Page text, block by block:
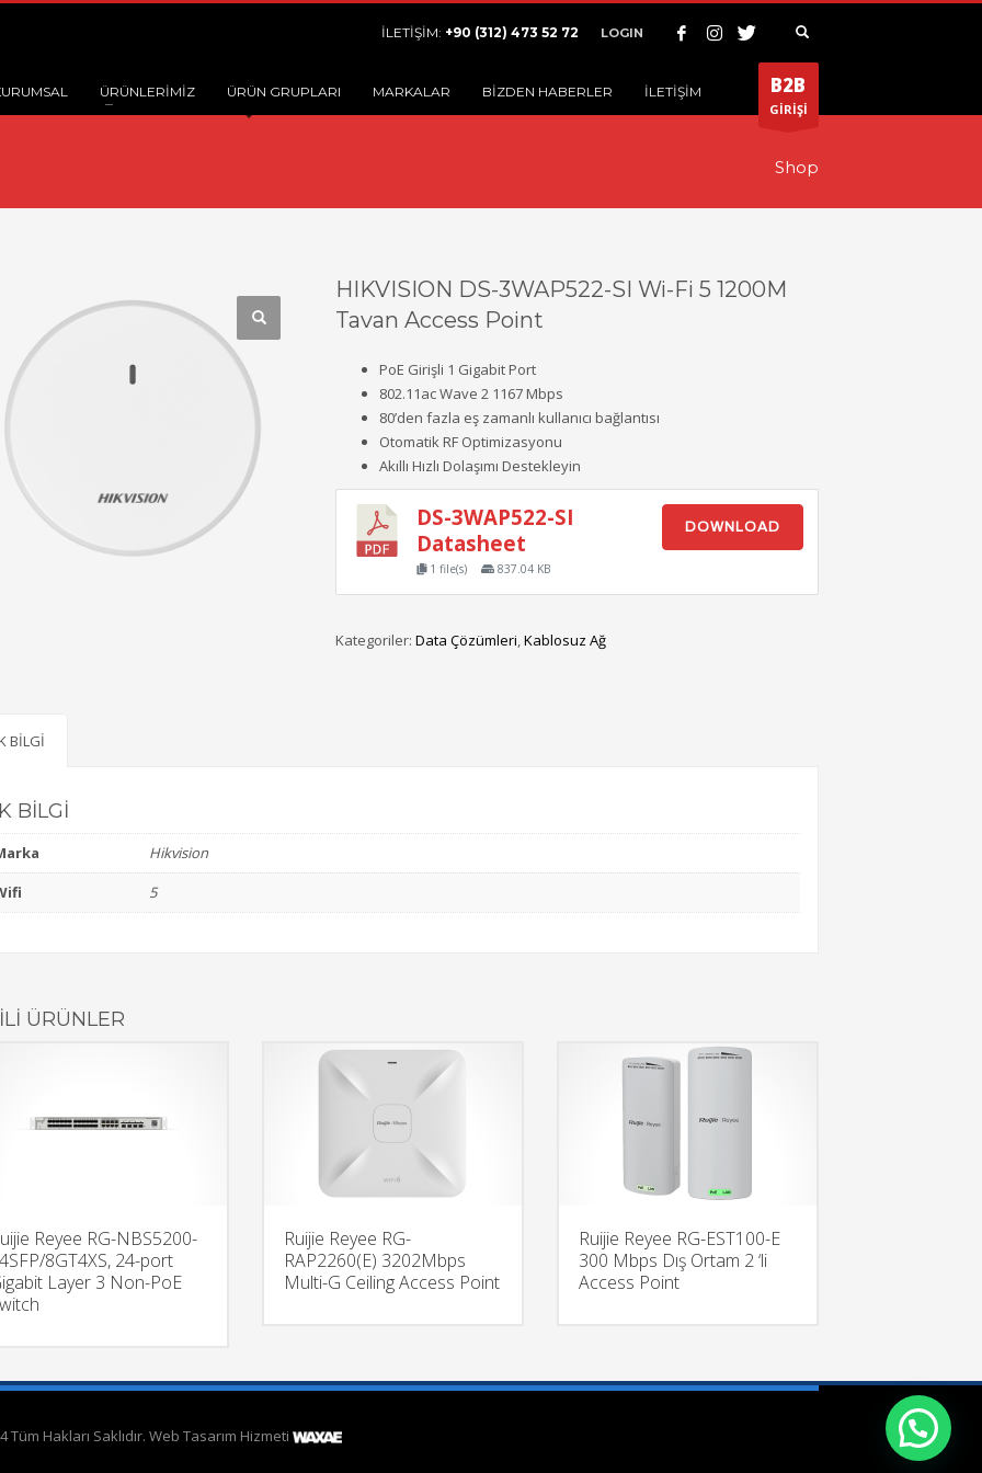
İLETİŞİM: +90 (312) 473 52 72 LOGIN
ÜRÜNLERİMİZ ÜRÜN GRUPLARI MARKALAR BİZDEN HABERLER İLETİŞİM B2B
GİRİŞİ
Shop
HIKVISION DS-3WAP522-SI Wi-Fi 5 1200M
Tavan Access Point
PoE Girişli 1 Gigabit Port
802.11ac Wave 2 1167 Mbps
80’den fazla eş zamanlı kullanıcı bağlantısı
Otomatik RF Optimizasyonu
Akıllı Hızlı Dolaşımı Destekleyin
DS-3WAP522-SI
Datasheet
1 file(s) 837.04 KB
DOWNLOAD
Kategoriler:Data Çözümleri,Kablosuz Ağ
BILGI
BILGI
Hikvision
5
ÜRÜNLER
Reyee RG-NBS5200-
8GT4XS, 24-port
Layer 3 Non-PoE
Ruijie Reyee RG-
RAP2260(E) 3202Mbps
Multi-G Ceiling Access Point
Ruijie Reyee RG-EST100-E
300 Mbps Dış Ortam 2 ‘li
Access Point
Hakları Saklıdır. Web Tasarım Hizmeti